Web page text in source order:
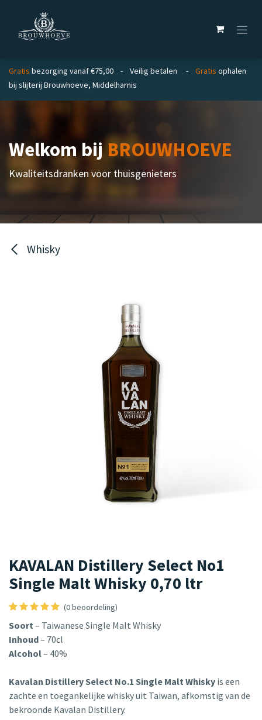
Gratis bezorging vanaf €75,00 - Veilig betalen - Gratis ophalen
bij slijterij Brouwhoeve, Middelharnis
Welkom bijBROUWHOEVE
Kwaliteitsdranken voor thuisgenieters
Whisky
KAVALAN Distillery Select No1
Single Malt Whisky 0,70 ltr
(0 beoordeling)
Soort– Taiwanese Single Malt Whisky
Inhoud– 70cl
Alcohol– 40%
Kavalan Distillery Select No.1 Single Malt Whisky is een
zachte en toegankelijke whisky uit Taiwan, afkomstig van de
bekroonde Kavalan Distillery.